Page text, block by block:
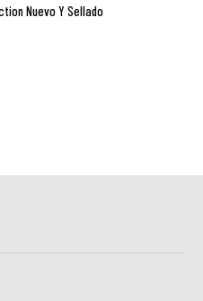
Nuevo Y Sellado